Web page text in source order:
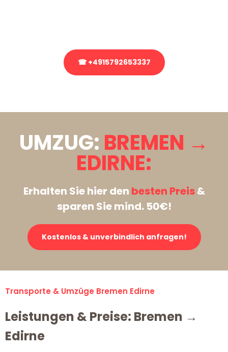
☎ +4915792653337
UMZUG: BREMEN →
EDIRNE:
Erhalten Sie hier den besten Preis&
sparen Sie mind. 50€!
Kostenlos & unverbindlich anfragen!
Transporte & Umzüge Bremen Edirne
Leistungen & Preise: Bremen →
Edirne